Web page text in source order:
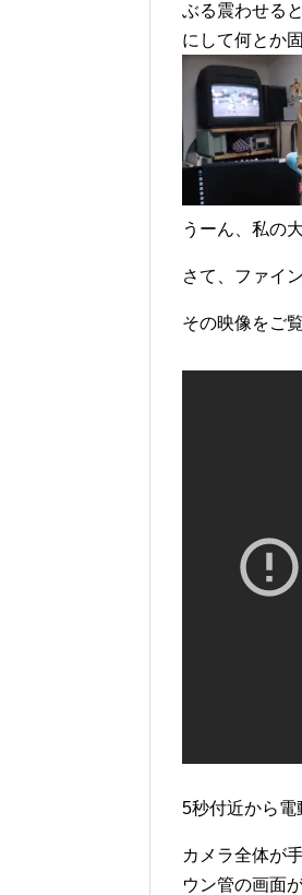
ぶる震わせる
にして何とか固
うーん、私の
さて、ファイ
その映像をご
5秒付近から電
カメラ全体が
ウン管の画面